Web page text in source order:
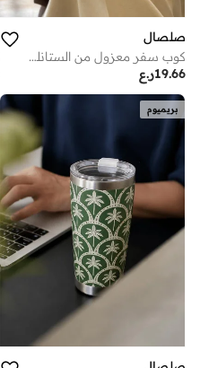
صلصال
كوب سفر معزول من الستانلس ستيل بتصميم الفلامنغو - 510 مل
ر.ع19.66
بريميوم